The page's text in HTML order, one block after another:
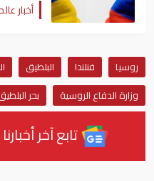
أخبار
روسيا فنلندا البلطيق
وزارة الدفاع الروسية
بحر
تابع آخر